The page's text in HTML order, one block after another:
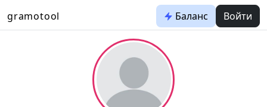
gramotool Баланс Войти